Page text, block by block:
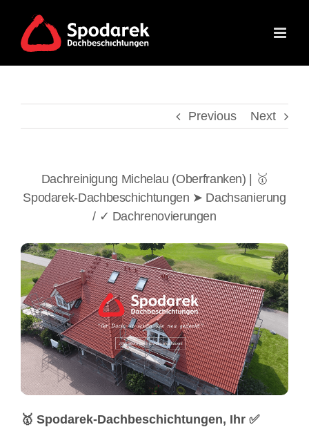
content
Previous Next
Dachreinigung Michelau (Oberfranken) | 🥇
Spodarek-Dachbeschichtungen ➤ Dachsanierung
/ ✓ Dachrenovierungen
🥇 Spodarek-Dachbeschichtungen, Ihr ✅